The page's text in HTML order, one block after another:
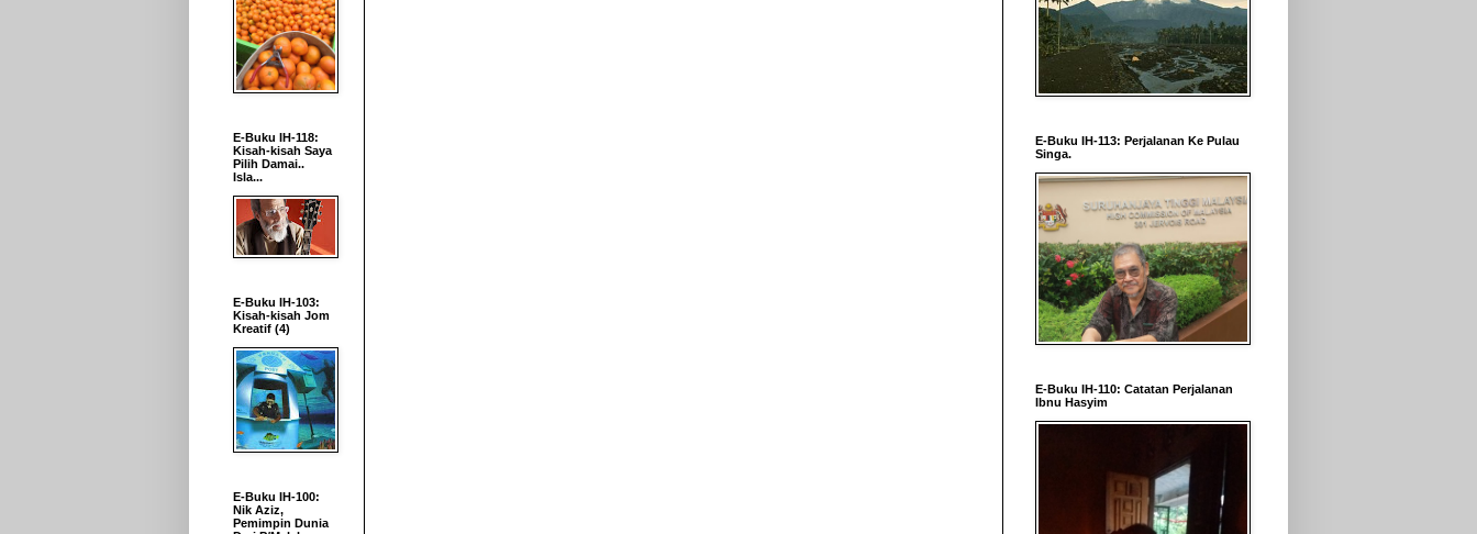
E-Buku IH-118:
Kisah-kisah Saya
Pilih Damai..
Isla...
E-Buku IH-103:
Kisah-kisah Jom
Kreatif (4)
E-Buku IH-100:
Nik Aziz,
Pemimpin Dunia
E-Buku IH-113: Perjalanan Ke Pulau
Singa.
E-Buku IH-110: Catatan Perjalanan
Ibnu Hasyim